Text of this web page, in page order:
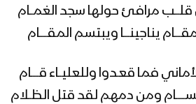
قلـــب مرافئ حولها سجد الغمــام
يناجينــــا ويبتسم المقـــــام
فما قعـدوا وللعليــاء قـــــام
ومن دمهم لقد قتل الظــلام